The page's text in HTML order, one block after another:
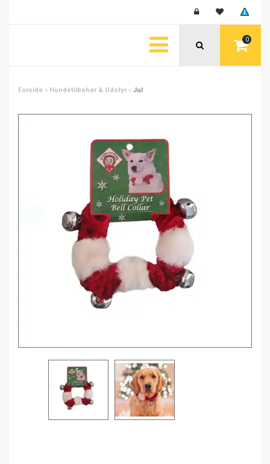
0
Forside » Hundetilbehør & Udstyr » Jul